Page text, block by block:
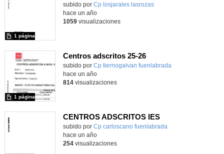
subido por Cp losjarales lasrozas
1 página
-
hace un año
1059visualizaciones
Centros adscritos 25-26
subido por Cp tiernogalvan fuenlabrada
1 página
hace un año
814visualizaciones
CENTROS ADSCRITOS IES
subido por Cp carloscano fuenlabrada
hace un año
254visualizaciones